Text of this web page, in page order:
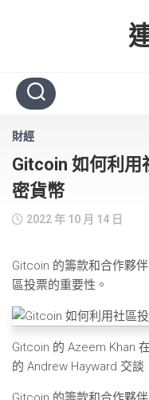
財經
Gitcoin 如何利用
密貨幣
2022 年 10 月 14 日
Gitcoin 的籌款和合作夥
區投票的重要性。
Gitcoin 的 Azeem Khan
的 Andrew Hayward 交談